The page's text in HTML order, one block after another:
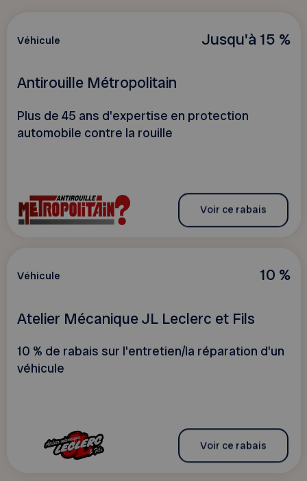
Jusqu'à 15 %
Véhicule
Antirouille Métropolitain
Plus de 45 ans d'expertise en protection
automobile contre la rouille
Voir ce rabais
10 %
Véhicule
Atelier Mécanique JL Leclerc et Fils
10 % de rabais sur l'entretien/la réparation d'un
véhicule
Voir ce rabais